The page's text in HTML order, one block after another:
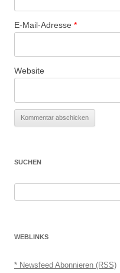
E-Mail-Adresse *
Website
SUCHEN
WEBLINKS
* Newsfeed Abonnieren (RSS)